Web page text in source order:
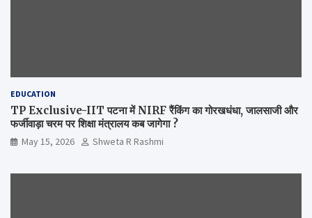
EDUCATION
TP Exclusive-IIT पटना में NIRF रैंकिंग का गोरखधंधा, जालसाजी और
फर्जीवाड़ा चरम पर शिक्षा मंत्रालय कब जागेगा ?
May 15, 2026 Shweta R Rashmi